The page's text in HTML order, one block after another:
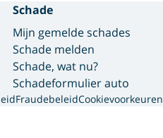
Schade
Mijn gemelde schades
Schade melden
Schade, wat nu?
Schadeformulier auto
FraudebeleidCookievoorkeuren